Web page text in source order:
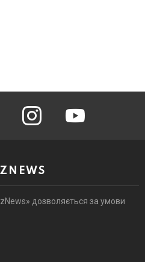
instagram
дозволяється за умови